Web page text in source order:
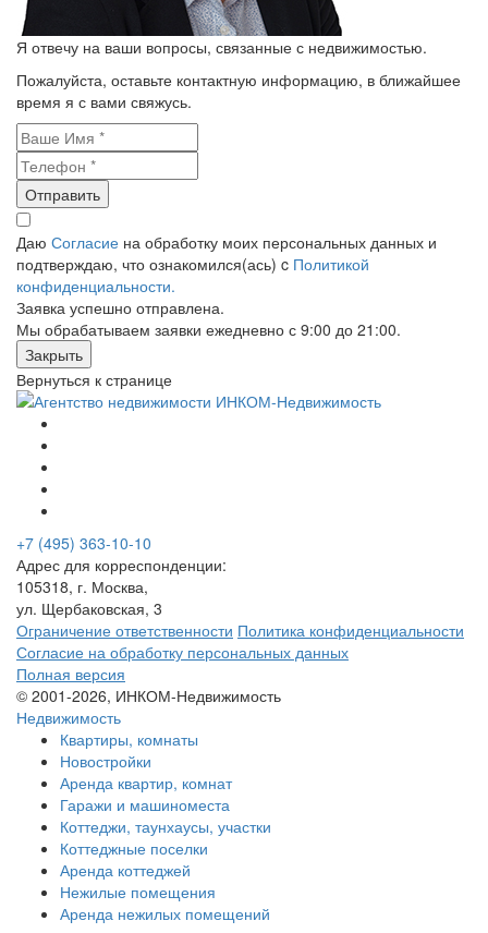
Я отвечу на ваши вопросы, связанные с недвижимостью.
Пожалуйста, оставьте контактную информацию, в ближайшее
время я с вами свяжусь.
Отправить
Даю Согласие на обработку моих персональных данных и
подтверждаю, что ознакомился(ась) c Политикой
конфиденциальности.
Заявка успешно отправлена.
Мы обрабатываем заявки ежедневно с 9:00 до 21:00.
Закрыть
Вернуться к странице
+7 (495) 363-10-10
Адрес для корреспонденции:
105318, г. Москва,
ул. Щербаковская, 3
Ограничение ответственности Политика конфиденциальности
Согласие на обработку персональных данных
Полная версия
© 2001-2026, ИНКОМ-Недвижимость
Недвижимость
Квартиры, комнаты
Новостройки
Аренда квартир, комнат
Гаражи и машиноместа
Коттеджи, таунхаусы, участки
Коттеджные поселки
Аренда коттеджей
Нежилые помещения
Аренда нежилых помещений